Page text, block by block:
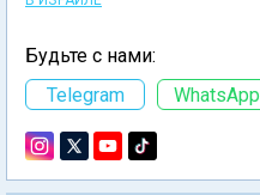
Будьте с нами:
Telegram
WhatsApp